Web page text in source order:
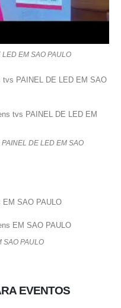
EM SAO PAULO
tvs PAINEL DE LED EM SAO
DE LED EM SAO
EM SAO PAULO
SAO PAULO
EVENTOS